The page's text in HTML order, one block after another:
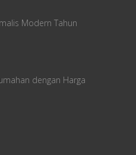
Modern Tahun
dengan Harga